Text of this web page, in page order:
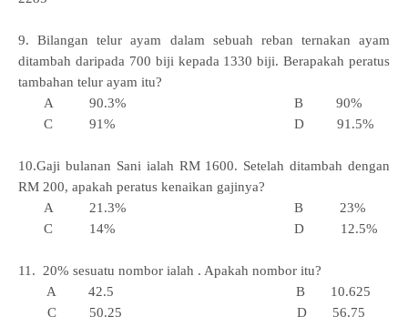
9. Bilangan telur ayam dalam sebuah reban ternakan ayam
ditambah daripada 700 biji kepada 1330 biji. Berapakah peratus
tambahan telur ayam itu?
A 90.3% B 90%
C 91% D 91.5%
10.Gaji bulanan Sani ialah RM 1600. Setelah ditambah dengan
RM 200, apakah peratus kenaikan gajinya?
A 21.3% B 23%
C 14% D 12.5%
11. 20% sesuatu nombor ialah . Apakah nombor itu?
A 42.5 B 10.625
C 50.25 D 56.75